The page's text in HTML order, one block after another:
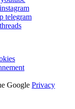
telegram
Google Privacy